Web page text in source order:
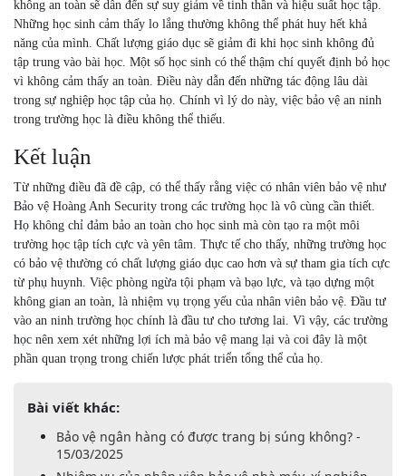
không an toàn sẽ dẫn đến sự suy giảm về tinh thần và hiệu suất học tập.
Những học sinh cảm thấy lo lắng thường không thể phát huy hết khả
năng của mình. Chất lượng giáo dục sẽ giảm đi khi học sinh không đủ
tập trung vào bài học. Một số học sinh có thể thậm chí quyết định bỏ học
vì không cảm thấy an toàn. Điều này dẫn đến những tác động lâu dài
trong sự nghiệp học tập của họ. Chính vì lý do này, việc bảo vệ an ninh
trong trường học là điều không thể thiếu.
Kết luận
Từ những điều đã đề cập, có thể thấy rằng việc có nhân viên bảo vệ như
Bảo vệ Hoàng Anh Security trong các trường học là vô cùng cần thiết.
Họ không chỉ đảm bảo an toàn cho học sinh mà còn tạo ra một môi
trường học tập tích cực và yên tâm. Thực tế cho thấy, những trường học
có bảo vệ thường có chất lượng giáo dục cao hơn và sự tham gia tích cực
từ phụ huynh. Việc phòng ngừa tội phạm và bạo lực, và tạo dựng một
không gian an toàn, là nhiệm vụ trọng yếu của nhân viên bảo vệ. Đầu tư
vào an ninh trường học chính là đầu tư cho tương lai. Vì vậy, các trường
học nên xem xét những lợi ích mà bảo vệ mang lại và coi đây là một
phần quan trọng trong chiến lược phát triển tổng thể của họ.
Bài viết khác:
Bảo vệ ngân hàng có được trang bị súng không? -
15/03/2025